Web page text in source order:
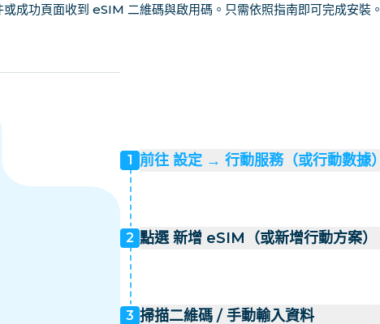
成功頁面收到 eSIM 二維碼與啟用碼。只需依照指南即可完成安裝。
1 前往 設定 → 行動服務（或行動數據）
2 點選 新增 eSIM（或新增行動方案）
3 掃描二維碼 / 手動輸入資料